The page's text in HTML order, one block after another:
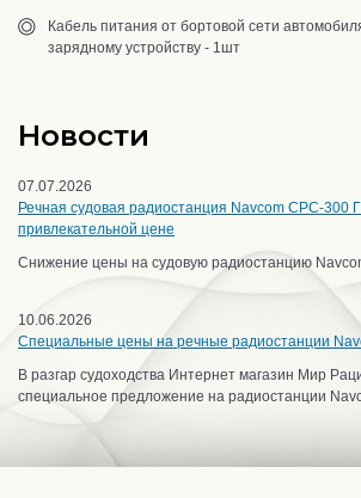
Кабель питания от бортовой сети
зарядному устройству - 1шт
Новости
07.07.2026
Речная судовая радиостанция Navcom CPC-300
привлекательной цене
Снижение цены на судовую радиостанцию
10.06.2026
Специальные цены на речные радиостанции
В разгар судоходства Интернет магазин Мир
специальное предложение на радиостанции